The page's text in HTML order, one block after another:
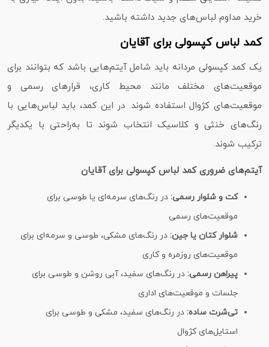
خرید مداوم لباس‌های جدید داشته باشید.
کمد لباس کپسولی برای آقایان
یک کمد کپسولی مردانه باید شامل آیتم‌هایی باشد که بتوانند برای
موقعیت‌های مختلف مانند محیط کاری، قرارهای رسمی و
موقعیت‌های کژوال استفاده شوند. در این کمد، باید لباس‌هایی با
رنگ‌های خنثی و کلاسیک انتخاب شوند تا به‌راحتی با یکدیگر
ترکیب شوند.
آیتم‌های ضروری کمد لباس کپسولی برای آقایان
کت و شلوار رسمی: در رنگ‌های سرمه‌ای یا طوسی برای
موقعیت‌های رسمی
شلوار کتان یا جین: در رنگ‌های مشکی، طوسی و سرمه‌ای برای
موقعیت‌های روزمره و کاری
پیراهن رسمی: در رنگ‌های سفید، آبی روشن و طوسی برای
جلسات و موقعیت‌های اداری
تی‌شرت ساده: در رنگ‌های سفید، مشکی و طوسی برای
استایل‌های کژوال